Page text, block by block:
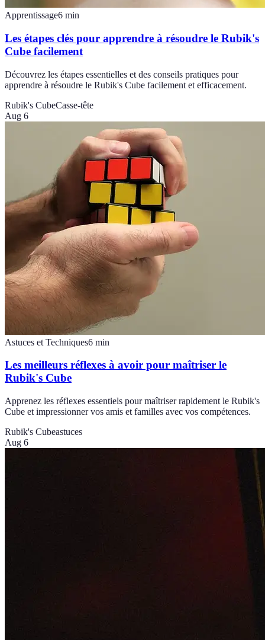
Apprentissage6 min
Les étapes clés pour apprendre à résoudre le Rubik's
Cube facilement
Découvrez les étapes essentielles et des conseils pratiques pour
apprendre à résoudre le Rubik's Cube facilement et efficacement.
Rubik's CubeCasse-tête
Aug 6
Astuces et Techniques6 min
Les meilleurs réflexes à avoir pour maîtriser le
Rubik's Cube
Apprenez les réflexes essentiels pour maîtriser rapidement le Rubik's
Cube et impressionner vos amis et familles avec vos compétences.
Rubik's Cubeastuces
Aug 6